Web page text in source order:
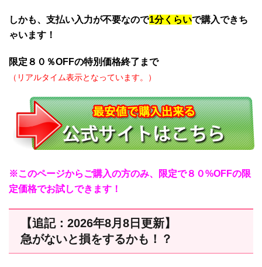
しかも、支払い入力が不要なので1分くらいで購入できち
ゃいます！
限定８０％OFFの特別価格終了まで残り3名
（リアルタイム表示となっています。）
※このページからご購入の方のみ、限定で８０%OFFの限
定価格でお試しできます！
【追記：2026年8月8日更新】
急がないと損をするかも！？